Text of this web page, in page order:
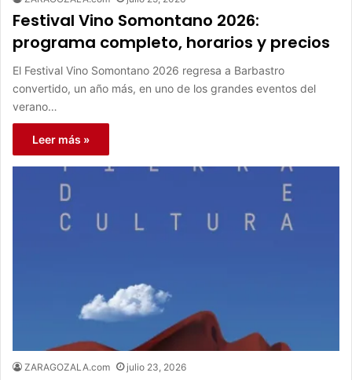
Festival Vino Somontano 2026:
programa completo, horarios y precios
El Festival Vino Somontano 2026 regresa a Barbastro
convertido, un año más, en uno de los grandes eventos del
verano…
Leer más »
ZARAGOZALA.com julio 23, 2026